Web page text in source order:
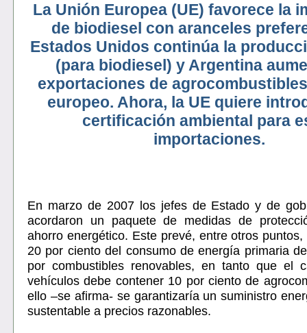
La Unión Europea (UE) favorece la
de biodiesel con aranceles
Estados Unidos continúa la
(para biodiesel) y Argentina
exportaciones de
europeo. Ahora, la UE quiere
certificación ambiental para
importaciones.
En marzo de 2007 los jefes de Estado y de
acordaron un paquete de medidas de
ahorro energético. Este prevé, entre otros
20 por ciento del consumo de energía primaria
por combustibles renovables, en tanto que el
vehículos debe contener 10 por ciento de
ello –se afirma- se garantizaría un suministro
sustentable a precios razonables.